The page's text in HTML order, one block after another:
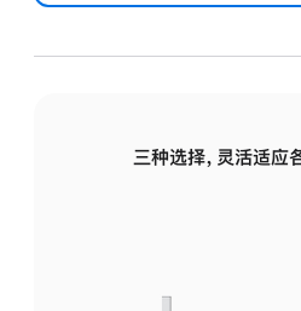
三种选择，灵活适应